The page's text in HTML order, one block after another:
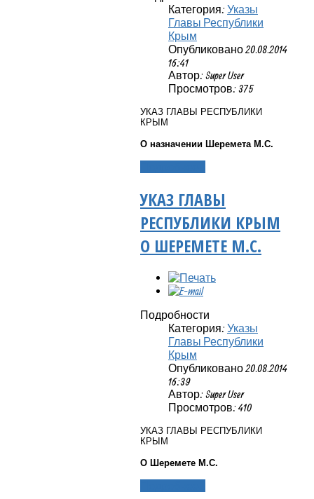
Категория: Указы
Главы Республики
Крым
Опубликовано 20.08.2014
16:41
Автор: Super User
Просмотров: 375
УКАЗ ГЛАВЫ РЕСПУБЛИКИ
КРЫМ
О назначении Шеремета М.С.
УКАЗ ГЛАВЫ
РЕСПУБЛИКИ КРЫМ
О ШЕРЕМЕТЕ М.С.
Подробности
Категория: Указы
Главы Республики
Крым
Опубликовано 20.08.2014
16:39
Автор: Super User
Просмотров: 410
УКАЗ ГЛАВЫ РЕСПУБЛИКИ
КРЫМ
О Шеремете М.С.